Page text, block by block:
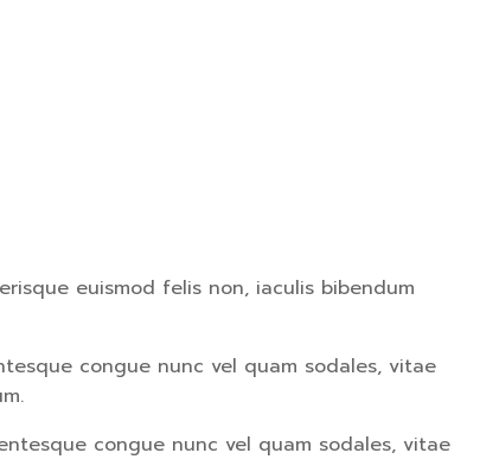
euismod felis non, iaculis bibendum
congue nunc vel quam sodales, vitae
congue nunc vel quam sodales, vitae